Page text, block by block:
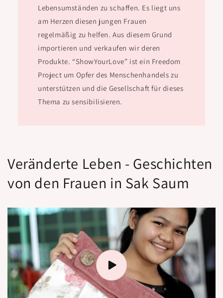
Lebensumständen zu schaffen. Es liegt uns
am Herzen diesen jungen Frauen
regelmäßig zu helfen. Aus diesem Grund
importieren und verkaufen wir deren
Produkte. “ShowYourLove” ist ein Freedom
Project um Opfer des Menschenhandels zu
unterstützen und die Gesellschaft für dieses
Thema zu sensibilisieren.
Veränderte Leben - Geschichten
von den Frauen in Sak Saum